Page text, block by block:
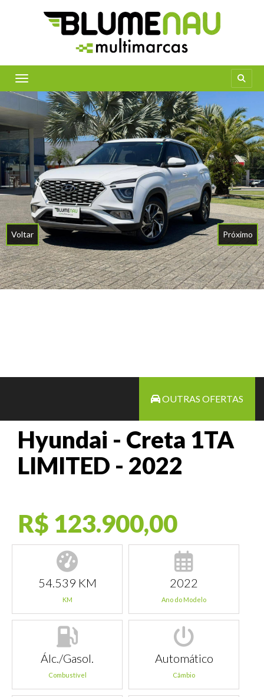
Toggle navigation
Voltar Próximo
OUTRAS OFERTAS
Hyundai - Creta 1TA
LIMITED - 2022
R$ 123.900,00
54.539 KM
KM
2022
Ano do Modelo
Álc./Gasol.
Combustível
Automático
Câmbio